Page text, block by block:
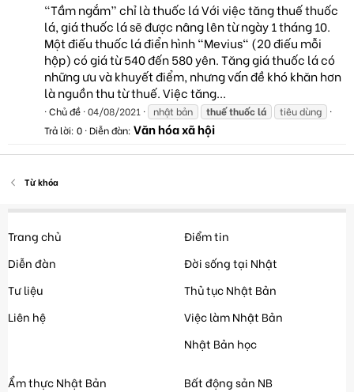
“Tầm ngắm” chỉ là thuốc lá Với việc tăng thuế thuốc
lá, giá thuốc lá sẽ được nâng lên từ ngày 1 tháng 10.
Một điếu thuốc lá điển hình "Mevius" (20 điếu mỗi
hộp) có giá từ 540 đến 580 yên. Tăng giá thuốc lá có
những ưu và khuyết điểm, nhưng vấn đề khó khăn hơn
là nguồn thu từ thuế. Việc tăng...
Chủ đề 04/08/2021 nhật bản thuếthuốclá
tiêu dùng
Trả lời: 0 Diễn đàn: Văn hóa xã hội
Từ khóa
Trang chủ
Diễn đàn
Tư liệu
Liên hệ
Điểm tin
Đời sống tại Nhật
Thủ tục Nhật Bản
Việc làm Nhật Bản
Nhật Bản học
Ẩm thực Nhật Bản
Bất động sản NB